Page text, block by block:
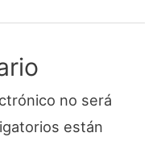
no será
están